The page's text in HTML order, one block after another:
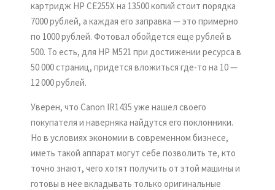
картридж HP CE255X на 13500 копий стоит порядка
7000 рублей, а каждая его заправка — это примерно
по 1000 рублей. Фотовал обойдется еще рублей в
500. То есть, для HP M521 при достижении ресурса в
50 000 страниц, придется вложиться где-то на 10 —
12 000 рублей.
Уверен, что Canon IR1435 уже нашел своего
покупателя и наверняка найдутся его поклонники.
Но в условиях экономии в современном бизнесе,
иметь такой аппарат могут себе позволить те, кто
точно знают, чего хотят получить от этой машины и
готовы в нее вкладывать только оригинальные